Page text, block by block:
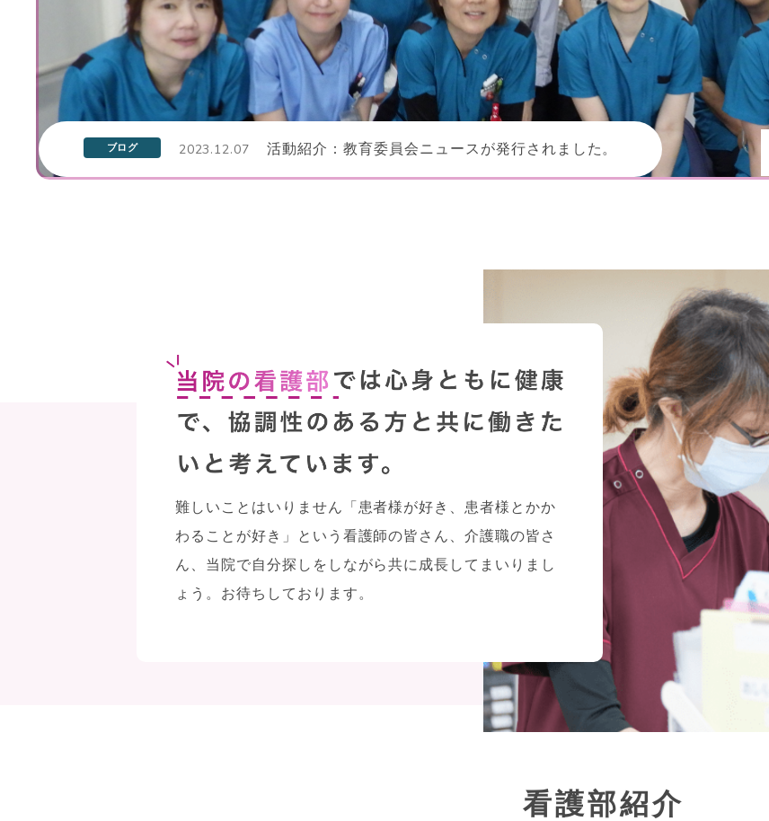
ブログ 2023.12.07 活動紹介：教育委員会ニュースが発行されました。
難しいことはいりません「患者様が好き、患者様とかか
わることが好き」という看護師の皆さん、介護職の皆さ
ん、当院で自分探しをしながら共に成長してまいりまし
ょう。お待ちしております。
看護部紹介